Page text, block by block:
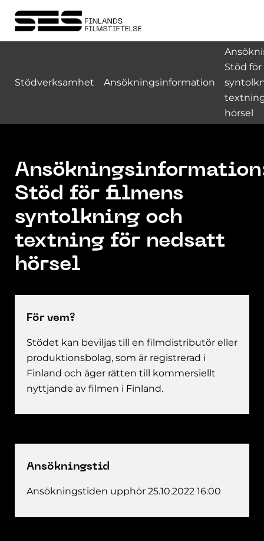
Stödverksamhet Ansökningsinformation
Stöd
hörsel
Stöd för filmens
syntolkning och
textning för nedsatt
hörsel
För vem?
Stödet kan beviljas till en filmdistributör eller
produktionsbolag, som är registrerad i
Finland och äger rätten till kommersiellt
nyttjande av filmen i Finland.
Ansökningstid
Ansökningstiden upphör 25.10.2022 16:00